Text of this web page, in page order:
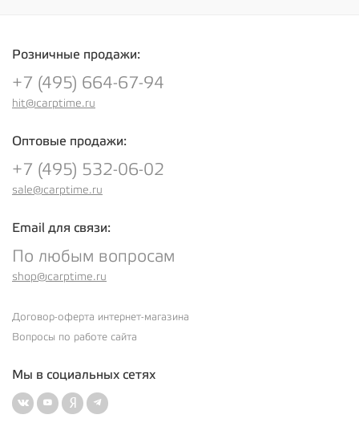
Розничные продажи:
+7 (495) 664-67-94
hit@carptime.ru
Оптовые продажи:
+7 (495) 532-06-02
sale@carptime.ru
Email для связи:
По любым вопросам
shop@carptime.ru
Договор-оферта интернет-магазина
Вопросы по работе сайта
Мы в социальных сетях